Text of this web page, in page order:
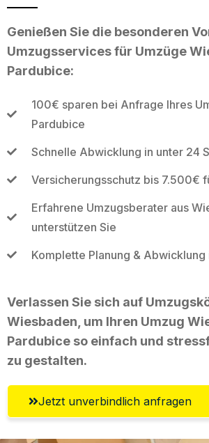
Genießen Sie die besonderen
Umzugsservices für Umzüge
Pardubice:
100€ sparen bei Anfrage Ihres
Pardubice
Schnelle Abwicklung in unter 24
Versicherungsschutz bis 7.500€
Erfahrene Umzugsberater aus
unterstützen Sie
Komplette Planung & Abwicklung
Verlassen Sie sich auf
Wiesbaden, um Ihren Umzug
Pardubice so einfach und
zu gestalten.
Jetzt unverbindlich anfragen